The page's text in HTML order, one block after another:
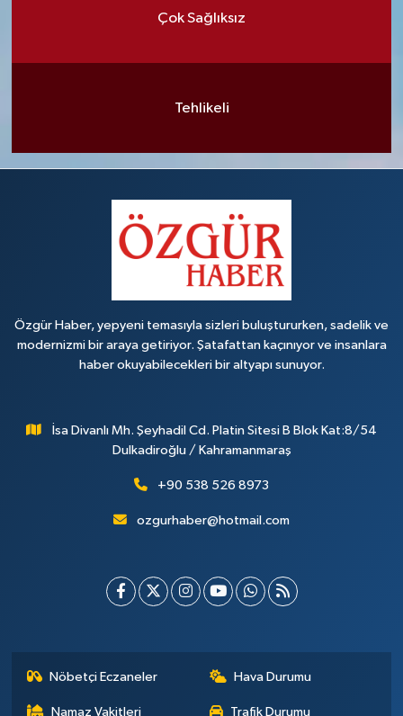
Çok Sağlıksız
Tehlikeli
Özgür Haber, yepyeni temasıyla sizleri buluştururken, sadelik ve
modernizmi bir araya getiriyor. Şatafattan kaçınıyor ve insanlara
haber okuyabilecekleri bir altyapı sunuyor.
İsa Divanlı Mh. Şeyhadil Cd. Platin Sitesi B Blok Kat:8/54
Dulkadiroğlu / Kahramanmaraş
+90 538 526 8973
ozgurhaber@hotmail.com
Nöbetçi Eczaneler Hava Durumu
Namaz Vakitleri Trafik Durumu